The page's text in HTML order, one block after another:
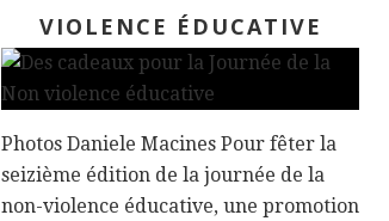
VIOLENCE ÉDUCATIVE
Photos Daniele Macines Pour fêter la
seizième édition de la journée de la
non-violence éducative, une promotion